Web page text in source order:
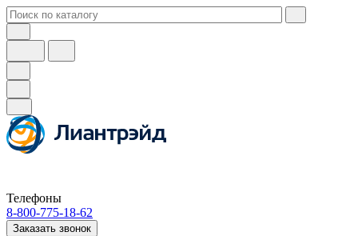
Телефоны
8-800-775-18-62
Заказать звонок